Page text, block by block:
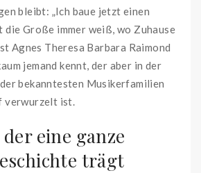
bleibt: „Ich baue jetzt einen
die Große immer weiß, wo Zuhause
Agnes Theresa Barbara Raimond
jemand kennt, der aber in der
bekanntesten Musikerfamilien
verwurzelt ist.
eine ganze
trägt